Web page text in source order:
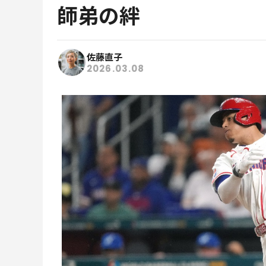
師弟の絆
佐藤直子
2026.03.08